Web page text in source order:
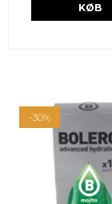
KØB
-30%